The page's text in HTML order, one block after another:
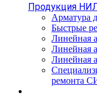
Продукция
Арматура
Быстрые
Линейная
Линейная
Линейная
ремонта